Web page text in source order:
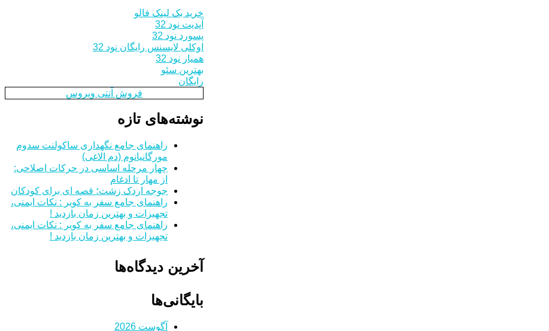
خرید بک لینک فالو
آپدیت نود 32
پسورد نود 32
اوکلی لایسنس رایگان نود 32
همیار نود 32
بهترین سئو
رایگان
فروش آنتی ویروس
نوشته‌های تازه
راهنمای جامع نگهداری ساکولنت سدوم
مورگانیانوم (دم الاغی)
چهار مرحله اساسی در حرکات اصلاحی:
از مهار تا ادغام
جوجه اردک زشت؛ قصه ای برای کودکان
راهنمای جامع سفر به کویر : نکات ایمنی،
تجهیزات و بهترین زمان بازدید !
راهنمای جامع سفر به کویر : نکات ایمنی،
تجهیزات و بهترین زمان بازدید !
آخرین دیدگاه‌ها
بایگانی‌ها
آگوست 2026